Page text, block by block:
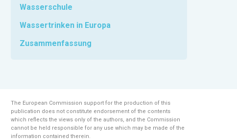
Wasserschule
Wassertrinken in Europa
Zusammenfassung
The European Commission support for the production of this
publication does not constitute endorsement of the contents
which reflects the views only of the authors, and the Commission
cannot be held responsi­ble for any use which may be made of the
information contained therein.